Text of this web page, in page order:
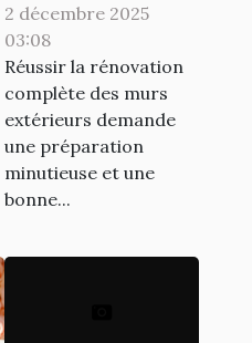
la rénovation
complète des
murs extérieurs
2 décembre 2025
03:08
Réussir la rénovation
complète des murs
extérieurs demande
une préparation
minutieuse et une
bonne...